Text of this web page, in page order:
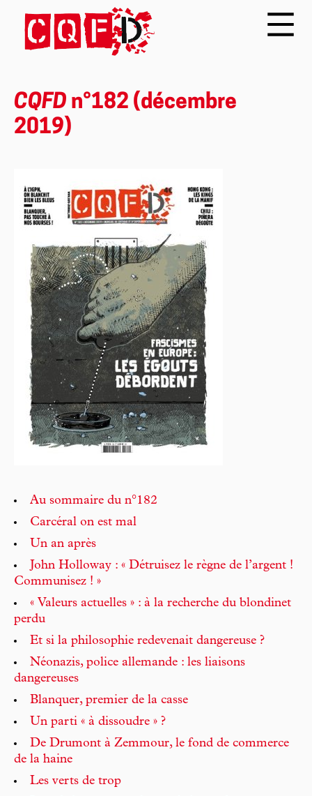
CQFD n°182 (décembre
2019)
Au sommaire du n°182
Carcéral on est mal
Un an après
John Holloway : « Détruisez le règne de l’argent !
Communisez ! »
« Valeurs actuelles » : à la recherche du blondinet
perdu
Et si la philosophie redevenait dangereuse ?
Néonazis, police allemande : les liaisons
dangereuses
Blanquer, premier de la casse
Un parti « à dissoudre » ?
De Drumont à Zemmour, le fond de commerce
de la haine
Les verts de trop